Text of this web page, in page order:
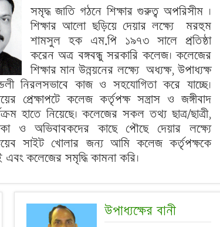
সমৃদ্ধ জাতি গঠনে শিক্ষার গুরুত্ব অপরিসীম ।
শিক্ষার আলো ছড়িয়ে দেয়ার লক্ষ্যে মরহুম
শামসুল হক এম.পি ১৯৭৩ সালে প্রতিষ্ঠা
করেন অত্র বঙ্গবন্ধু সরকারি কলেজ। কলেজের
শিক্ষার মান উন্নয়নের লক্ষ্যে অধ্যক্ষ, উপাধ্যক্ষ
নিরলসভাবে কাজ ও সহযোগিতা করে যাচ্ছে।
প্রেক্ষাপটে কলেজ কর্তৃপক্ষ সন্ত্রাস ও জঙ্গীবাদ
হাতে নিয়েছে। কলেজের সকল তথ্য ছাত্র/ছাত্রী,
ও অভিবাবকদের কাছে পৌছে দেয়ার লক্ষ্যে
সাইট খোলার জন্য আমি কলেজ কর্তৃপক্ষকে
এবং কলেজের সমৃদ্ধি কামনা করি।
উপাধ্যক্ষের বানী